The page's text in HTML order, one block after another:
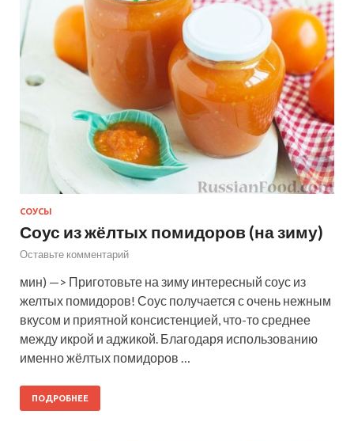
СОУСЫ
Соус из жёлтых помидоров (на зиму)
Оставьте комментарий
мин) —> Приготовьте на зиму интересный соус из
желтых помидоров! Соус получается с очень нежным
вкусом и приятной консистенцией, что-то среднее
между икрой и аджикой. Благодаря использованию
именно жёлтых помидоров …
ПОДРОБНЕЕ